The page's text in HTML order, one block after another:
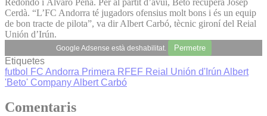
Cerdà. “L’FC Andorra té jugadors ofensius molt bons i és un equip
de bon tracte de pilota”, va dir Albert Carbó, tècnic gironí del Reial
Unión d’Irún.
Google Adsense està deshabilitat. Permetre
Etiquetes
futbol FC Andorra Primera RFEF Reial Unión d'Irún Albert
'Beto' CompanyAlbert Carbó
Comentaris